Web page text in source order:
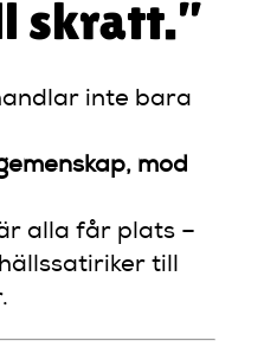
skratt.”
inte bara
mod
alla får plats –
till